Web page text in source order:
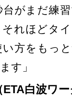
台がまだ練
れほどタ
方をもっ
す」
白波ワー